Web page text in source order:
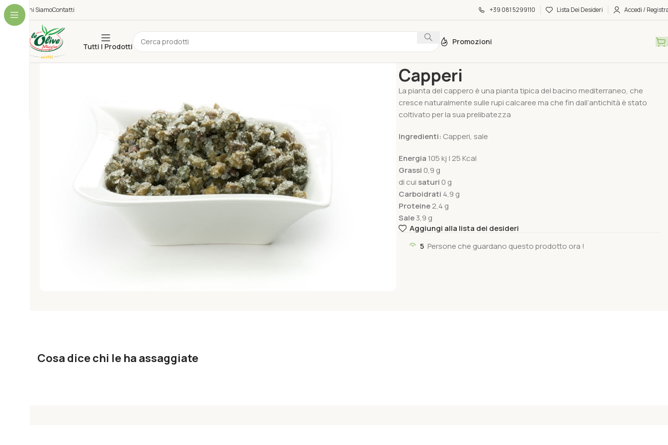
Chi SiamoContatti +39 081 5299110 Lista Dei Desideri Accedi /
Tutti I Prodotti
Promozioni
Capperi
La pianta del cappero è una pianta tipica del bacino mediterraneo, che
cresce naturalmente sulle rupi calcaree ma che fin dall’antichità è stato
coltivato per la sua prelibatezza
Ingredienti: Capperi, sale
Energia 105 kj | 25 Kcal
Grassi 0,9 g
di cui saturi 0 g
Carboidrati 4,9 g
Proteine2,4 g
Sale3,9 g
Aggiungi alla lista dei desideri
5 Persone che guardano questo prodotto ora !
Cosa dice chi le ha assaggiate